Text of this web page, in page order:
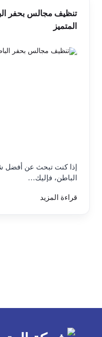
المتميز
إذا كنت تبحث عن أفضل
الباطن، فإليك…
قراءة المزيد